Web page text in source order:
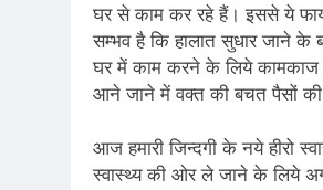
घर से काम कर रहे हैं। इससे ये
सम्भव है कि हालात सुधार जाने के
घर में काम करने के लिये कामकाज
आने जाने में वक्त की बचत पैसों
आज हमारी जिन्दगी के नये हीरो
स्वास्थ्य की ओर ले जाने के लिये